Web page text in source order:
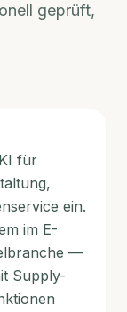
geprüft,
für
ein.
im E-
—
Supply-